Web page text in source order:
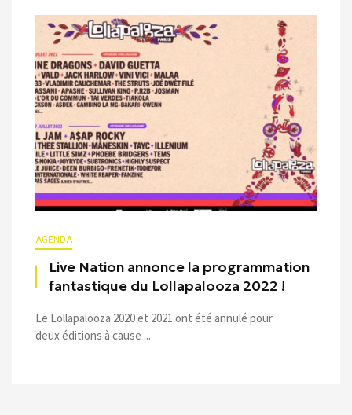
AGENDA
Live Nation annonce la programmation
fantastique du Lollapalooza 2022 !
Le Lollapalooza 2020 et 2021 ont été annulé pour
deux éditions à cause ...